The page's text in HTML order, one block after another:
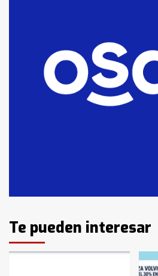
fueron detenidos
comercialización
tarde del sábado
T.Lauquen: se
lo que fue la
3
Identidad de los
pampeanos que
en la mañana del
Te pueden interesar